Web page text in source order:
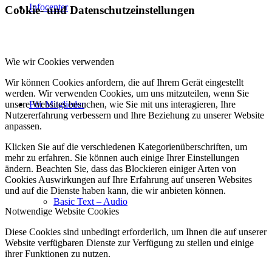
Infocenter
Für Mitglieder
Basic Text – Audio
Cookie- und Datenschutzeinstellungen
Wie wir Cookies verwenden
Wir können Cookies anfordern, die auf Ihrem Gerät eingestellt
werden. Wir verwenden Cookies, um uns mitzuteilen, wenn Sie
unsere Websites besuchen, wie Sie mit uns interagieren, Ihre
Nutzererfahrung verbessern und Ihre Beziehung zu unserer Website
anpassen.
Klicken Sie auf die verschiedenen Kategorienüberschriften, um
mehr zu erfahren. Sie können auch einige Ihrer Einstellungen
ändern. Beachten Sie, dass das Blockieren einiger Arten von
Cookies Auswirkungen auf Ihre Erfahrung auf unseren Websites
und auf die Dienste haben kann, die wir anbieten können.
Notwendige Website Cookies
Diese Cookies sind unbedingt erforderlich, um Ihnen die auf unserer
Website verfügbaren Dienste zur Verfügung zu stellen und einige
ihrer Funktionen zu nutzen.